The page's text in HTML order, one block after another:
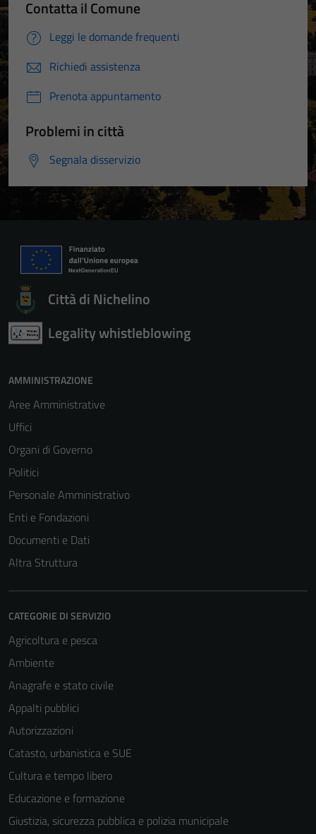
Contatta il Comune
Leggi le domande frequenti
Richiedi assistenza
Prenota appuntamento
Problemi in città
Segnala disservizio
Città di Nichelino
Legality whistleblowing
AMMINISTRAZIONE
Aree Amministrative
Uffici
Organi di Governo
Politici
Personale Amministrativo
Enti e Fondazioni
Documenti e Dati
Altra Struttura
CATEGORIE DI SERVIZIO
Agricoltura e pesca
Ambiente
Anagrafe e stato civile
Appalti pubblici
Autorizzazioni
Catasto, urbanistica e SUE
Cultura e tempo libero
Educazione e formazione
Giustizia, sicurezza pubblica e polizia municipale